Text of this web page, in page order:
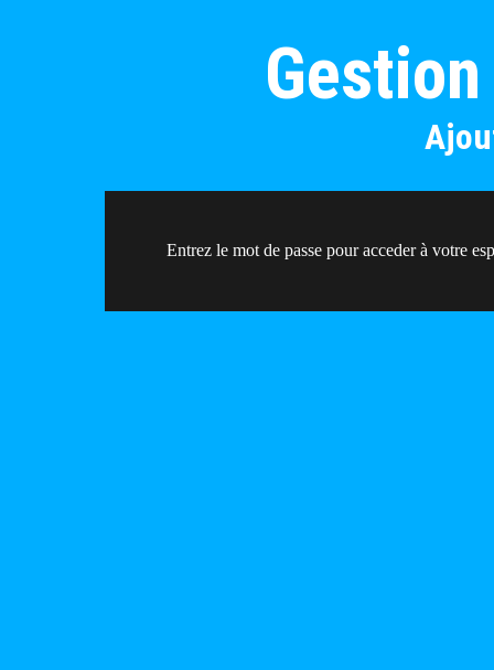
Entrez le mot de passe pour acceder à votre